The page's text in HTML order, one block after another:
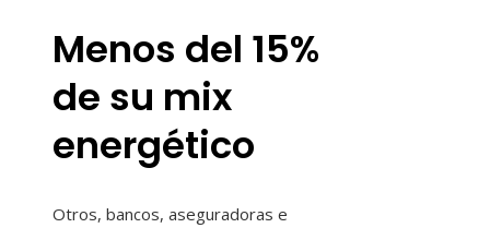
Menos del 15%
de su mix
energético
Otros, bancos, aseguradoras e